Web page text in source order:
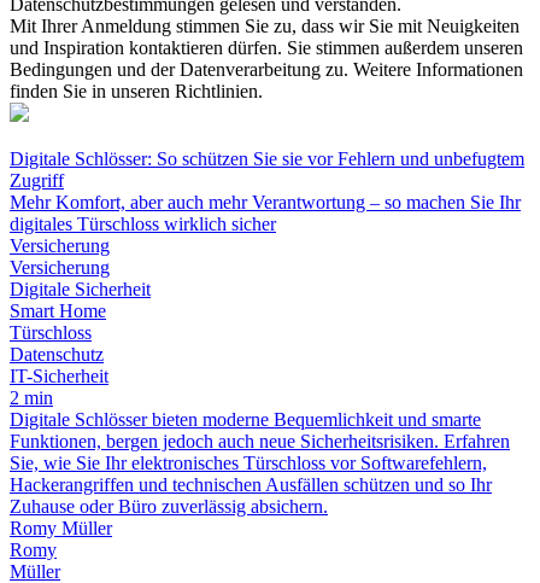
Mit Ihrer Anmeldung stimmen Sie zu, dass wir Sie mit Neuigkeiten
und Inspiration kontaktieren dürfen. Sie stimmen außerdem unseren
Bedingungen und der Datenverarbeitung zu. Weitere Informationen
finden Sie in unseren Richtlinien.
Digitale Schlösser: So schützen Sie sie vor Fehlern und unbefugtem
Zugriff
Mehr Komfort, aber auch mehr Verantwortung – so machen Sie Ihr
digitales Türschloss wirklich sicher
Versicherung
Versicherung
Digitale Sicherheit
Smart Home
Türschloss
Datenschutz
IT-Sicherheit
2 min
Digitale Schlösser bieten moderne Bequemlichkeit und smarte
Funktionen, bergen jedoch auch neue Sicherheitsrisiken. Erfahren
Sie, wie Sie Ihr elektronisches Türschloss vor Softwarefehlern,
Hackerangriffen und technischen Ausfällen schützen und so Ihr
Zuhause oder Büro zuverlässig absichern.
Romy Müller
Romy
Müller